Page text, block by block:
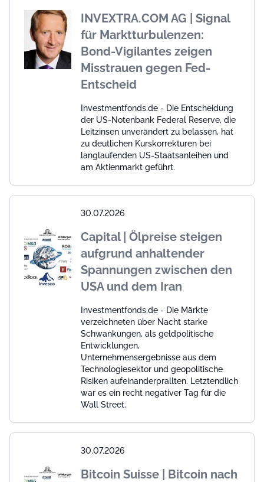
INVEXTRA.COM AG | Signal
für Marktturbulenzen:
Bond-Vigilantes zeigen
Misstrauen gegen Fed-
Entscheid
Investmentfonds.de - Die Entscheidung
der US-Notenbank Federal Reserve, die
Leitzinsen unverändert zu belassen, hat
zu deutlichen Kurskorrekturen bei
langlaufenden US-Staatsanleihen und
am Aktienmarkt geführt.
30.07.2026
Capital | Ölpreise steigen
aufgrund anhaltender
Spannungen zwischen den
USA und dem Iran
Investmentfonds.de - Die Märkte
verzeichneten über Nacht starke
Schwankungen, als geldpolitische
Entwicklungen,
Unternehmensergebnisse aus dem
Technologiesektor und geopolitische
Risiken aufeinanderprallten. Letztendlich
war es ein recht negativer Tag für die
Wall Street.
30.07.2026
Bitcoin Suisse | Bitcoin nach